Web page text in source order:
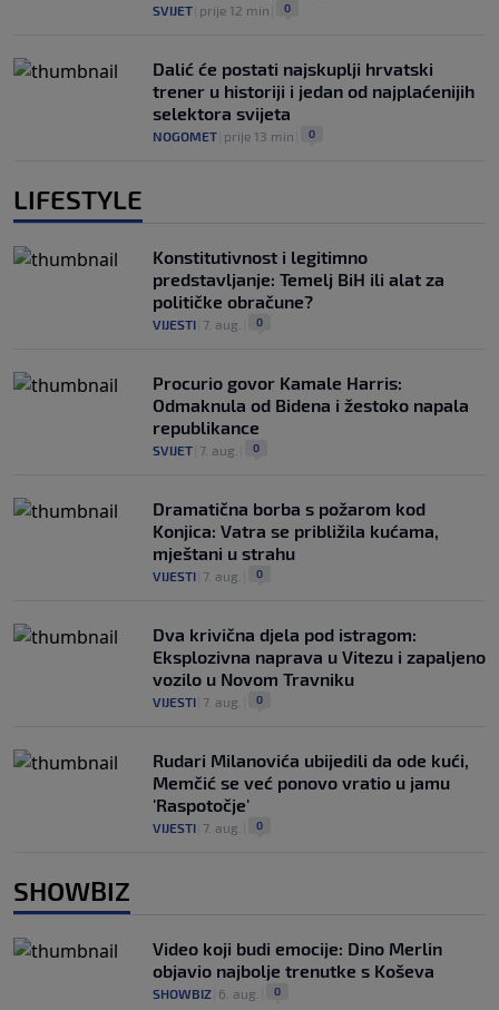
SVIJET prije 12 min 0
Dalić će postati najskuplji hrvatski
trener u historiji i jedan od najplaćenijih
selektora svijeta
NOGOMET prije 13 min 0
LIFESTYLE
Konstitutivnost i legitimno
predstavljanje: Temelj BiH ili alat za
političke obračune?
VIJESTI 7. aug. 0
Procurio govor Kamale Harris:
Odmaknula od Bidena i žestoko napala
republikance
SVIJET 7. aug. 0
Dramatična borba s požarom kod
Konjica: Vatra se približila kućama,
mještani u strahu
VIJESTI 7. aug. 0
Dva krivična djela pod istragom:
Eksplozivna naprava u Vitezu i zapaljeno
vozilo u Novom Travniku
VIJESTI 7. aug. 0
Rudari Milanovića ubijedili da ode kući,
Memčić se već ponovo vratio u jamu
'Raspotočje'
VIJESTI 7. aug. 0
SHOWBIZ
Video koji budi emocije: Dino Merlin
objavio najbolje trenutke s Koševa
SHOWBIZ 6. aug. 0